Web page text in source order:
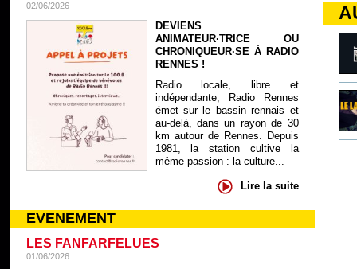
02/06/2026
DEVIENS
ANIMATEUR·TRICE OU
CHRONIQUEUR·SE À RADIO
RENNES !
Radio locale, libre et
indépendante, Radio Rennes
émet sur le bassin rennais et
au-delà, dans un rayon de 30
km autour de Rennes. Depuis
1981, la station cultive la
même passion : la culture...
Lire la suite
EVENEMENT
LES FANFARFELUES
01/06/2026